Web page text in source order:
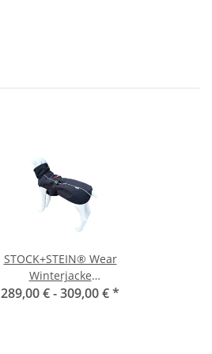
STOCK+STEIN® Wear
Winterjacke
Wintermaster Puma
289,00 € -309,00 €*